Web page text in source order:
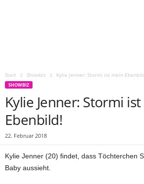
Start Showbiz Kylie Jenner: Stormi ist mein
SHOWBIZ
Kylie Jenner: Stormi
Ebenbild!
22. Februar 2018
Kylie Jenner (20) findet, dass Töchterchen
Baby aussieht.